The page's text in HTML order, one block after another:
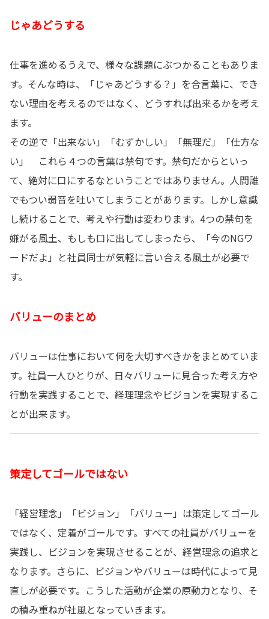
じゃあどうする
仕事を進めるうえで、様々な課題にぶつかることもありま
す。そんな時は、「じゃあどうする？」を合言葉に、でき
ない理由を考えるのではなく、どうすれば出来るかを考え
ます。
その逆で「出来ない」「むずかしい」「無理だ」「仕方な
い」 これら４つの言葉は禁句です。禁句だからといっ
て、絶対に口にするなということではありません。人間誰
でもつい弱音を吐いてしまうことがあります。しかし意識
し続けることで、考えや行動は変わります。4つの禁句を
嫌がる風土、もしも口に出してしまったら、「今のNGワ
ードだよ」と社員同士が気軽に言い合える風土が必要で
す。
バリューのまとめ
バリューは仕事において何を大切すべきかをまとめていま
す。社員一人ひとりが、日々バリューに見合った考え方や
行動を実践することで、経理理念やビジョンを実現するこ
とが出来ます。
策定してゴールではない
「経営理念」「ビジョン」「バリュー」は策定してゴール
ではなく、定着がゴールです。すべての社員がバリューを
実践し、ビジョンを実現させることが、経営理念の追求と
なります。さらに、ビジョンやバリューは時代によって見
直しが必要です。こうした活動が企業の原動力となり、そ
の積み重ねが社風となっていきます。